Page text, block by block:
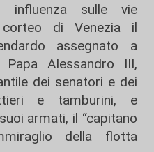
influenza sulle vie
corteo di Venezia il
assegnato a
Alessandro III,
dei senatori e dei
e tamburini, e
armati, il “capitano
della flotta